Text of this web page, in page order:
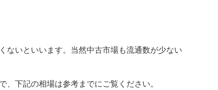
ないといいます。当然中古市場も流通数が少ない
下記の相場は参考までにご覧ください。